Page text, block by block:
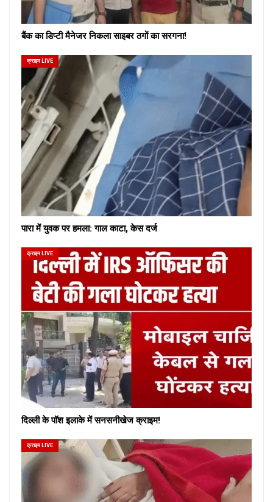
बैंक का डिप्टी मैनेजर निकला साइबर ठगों का सरगना!
क्राइम LIVE
पारा में युवक पर हमला: गाल काटा, केस दर्ज
क्राइम LIVE
दिल्ली के पॉश इलाके में सनसनीखेज क्राइम!
क्राइम LIVE